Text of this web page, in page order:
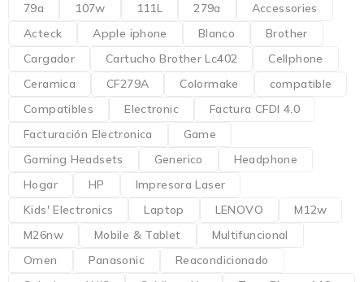
79a 107w 111L 279a
Accessories
Acteck
Apple iphone Blanco
Brother
Cargador
Cartucho Brother Lc402
Cellphone
Ceramica
CF279A Colormake
compatible
Compatibles
Electronic
Factura CFDI 4.0
Facturación Electronica
Game
Gaming Headsets
Generico
Headphone
Hogar
HP
Impresora Laser
Kids' Electronics
Laptop LENOVO
M12w
M26nw
Mobile & Tablet
Multifuncional
Omen
Panasonic
Reacondicionado